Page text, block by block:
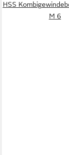
HSS
M 6